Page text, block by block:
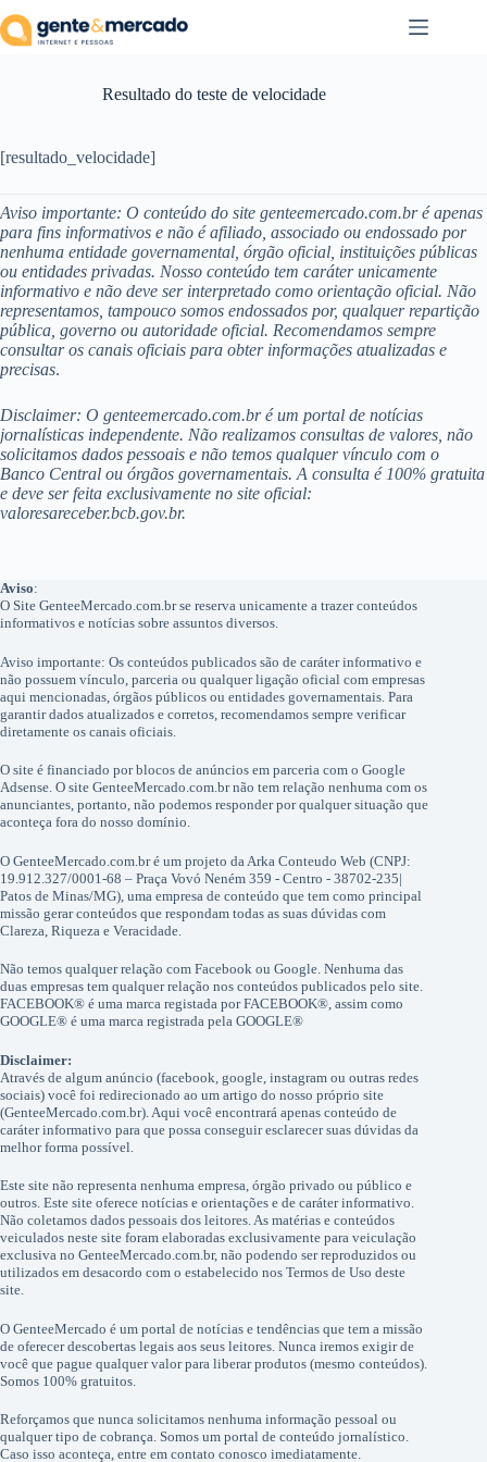
para
o
Resultado do teste de velocidade
[resultado_velocidade]
Aviso importante: O conteúdo do site genteemercado.com.br é apenas
para fins informativos e não é afiliado, associado ou endossado por
nenhuma entidade governamental, órgão oficial, instituições públicas
ou entidades privadas. Nosso conteúdo tem caráter unicamente
informativo e não deve ser interpretado como orientação oficial. Não
representamos, tampouco somos endossados por, qualquer repartição
pública, governo ou autoridade oficial. Recomendamos sempre
consultar os canais oficiais para obter informações atualizadas e
precisas.
Disclaimer: O genteemercado.com.br é um portal de notícias
jornalísticas independente. Não realizamos consultas de valores, não
solicitamos dados pessoais e não temos qualquer vínculo com o
Banco Central ou órgãos governamentais. A consulta é 100% gratuita
e deve ser feita exclusivamente no site oficial:
valoresareceber.bcb.gov.br.
Aviso:
O Site GenteeMercado.com.br se reserva unicamente a trazer conteúdos
informativos e notícias sobre assuntos diversos.
Aviso importante: Os conteúdos publicados são de caráter informativo e
não possuem vínculo, parceria ou qualquer ligação oficial com empresas
aqui mencionadas, órgãos públicos ou entidades governamentais. Para
garantir dados atualizados e corretos, recomendamos sempre verificar
diretamente os canais oficiais.
O site é financiado por blocos de anúncios em parceria com o Google
Adsense. O site GenteeMercado.com.br não tem relação nenhuma com os
anunciantes, portanto, não podemos responder por qualquer situação que
aconteça fora do nosso domínio.
O GenteeMercado.com.br é um projeto da Arka Conteudo Web (CNPJ:
19.912.327/0001-68 – Praça Vovó Neném 359 - Centro - 38702-235|
Patos de Minas/MG), uma empresa de conteúdo que tem como principal
missão gerar conteúdos que respondam todas as suas dúvidas com
Clareza, Riqueza e Veracidade.
Não temos qualquer relação com Facebook ou Google. Nenhuma das
duas empresas tem qualquer relação nos conteúdos publicados pelo site.
FACEBOOK® é uma marca registada por FACEBOOK®, assim como
GOOGLE® é uma marca registrada pela GOOGLE®
Disclaimer:
Através de algum anúncio (facebook, google, instagram ou outras redes
sociais) você foi redirecionado ao um artigo do nosso próprio site
(GenteeMercado.com.br). Aqui você encontrará apenas conteúdo de
caráter informativo para que possa conseguir esclarecer suas dúvidas da
melhor forma possível.
Este site não representa nenhuma empresa, órgão privado ou público e
outros. Este site oferece notícias e orientações e de caráter informativo.
Não coletamos dados pessoais dos leitores. As matérias e conteúdos
veiculados neste site foram elaboradas exclusivamente para veiculação
exclusiva no GenteeMercado.com.br, não podendo ser reproduzidos ou
utilizados em desacordo com o estabelecido nos Termos de Uso deste
site.
O GenteeMercado é um portal de notícias e tendências que tem a missão
de oferecer descobertas legais aos seus leitores. Nunca iremos exigir de
você que pague qualquer valor para liberar produtos (mesmo conteúdos).
Somos 100% gratuitos.
Reforçamos que nunca solicitamos nenhuma informação pessoal ou
qualquer tipo de cobrança. Somos um portal de conteúdo jornalístico.
Caso isso aconteça, entre em contato conosco imediatamente.